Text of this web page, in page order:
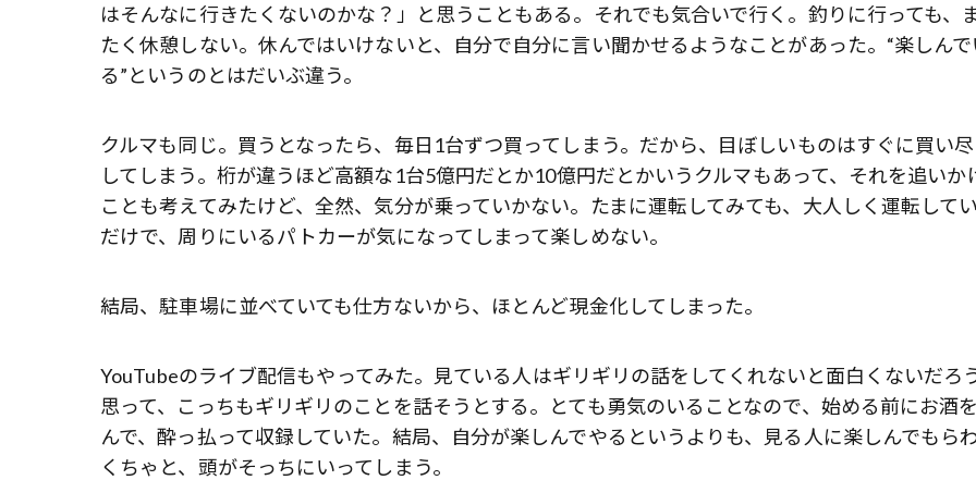
はそんなに行きたくないのかな？」と思うこともある。それでも気合いで行く。釣りに行っても、
たく休憩しない。休んではいけないと、自分で自分に言い聞かせるようなことがあった。“楽しんで
る”というのとはだいぶ違う。
クルマも同じ。買うとなったら、毎日1台ずつ買ってしまう。だから、目ぼしいものはすぐに買い尽
してしまう。桁が違うほど高額な1台5億円だとか10億円だとかいうクルマもあって、それを追いか
ことも考えてみたけど、全然、気分が乗っていかない。たまに運転してみても、大人しく運転して
だけで、周りにいるパトカーが気になってしまって楽しめない。
結局、駐車場に並べていても仕方ないから、ほとんど現金化してしまった。
YouTubeのライブ配信もやってみた。見ている人はギリギリの話をしてくれないと面白くないだろ
思って、こっちもギリギリのことを話そうとする。とても勇気のいることなので、始める前にお酒
んで、酔っ払って収録していた。結局、自分が楽しんでやるというよりも、見る人に楽しんでもら
くちゃと、頭がそっちにいってしまう。
歌舞伎俳優・尾上右近が休息を過ご
前列ホテル「UMITO 熱海 別邸」